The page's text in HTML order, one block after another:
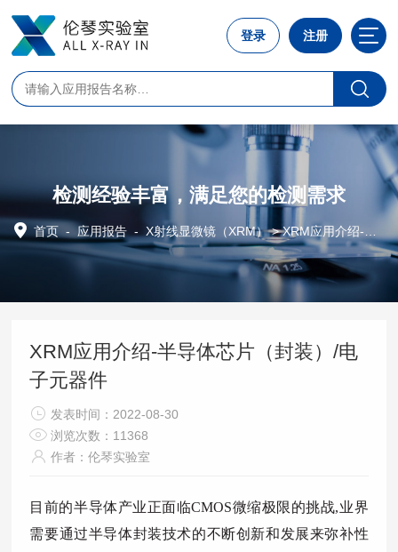
登录 注册
检测经验丰富，满足您的检测需求
首页 -应用报告 -X射线显微镜（XRM）> XRM应用介绍-半导体芯片（封装）/电子元器件
XRM应用介绍-半导体芯片（封装）/电
子元器件
发表时间：2022-08-30
浏览次数：11368
作者：伦琴实验室
目前的半导体产业正面临CMOS微缩极限的挑战,业界
需要通过半导体封装技术的不断创新和发展来弥补性